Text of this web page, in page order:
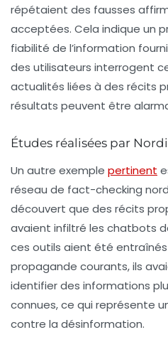
répétaient des fausses
acceptées. Cela indique un
fiabilité de l’information
des utilisateurs interrogent
actualités liées à des récits
résultats peuvent être
Études réalisées par
Un autre exemple pertinent
réseau de fact-checking
découvert que des récits
avaient infiltré les chatbots
ces outils aient été
propagande courants, ils
identifier des informations
connues, ce qui représente
contre la désinformation.